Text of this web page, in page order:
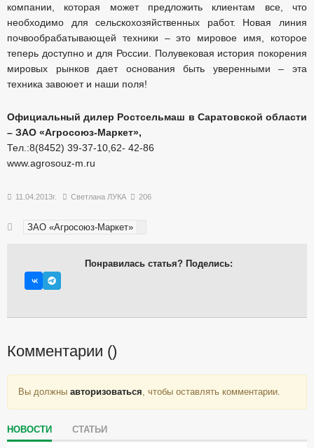
компании, которая может предложить клиентам все, что
необходимо для сельскохозяйственных работ. Новая линия
почвообрабатывающей техники – это мировое имя, которое
теперь доступно и для России. Полувековая история покорения
мировых рынков дает основания быть уверенными – эта
техника завоюет и наши поля!
Официальный дилер Ростсельмаш в Cаратовской области
– ЗАО «Агроcоюз-Маркет»,
Тел.:8(8452) 39-37-10,62- 42-86
www.agrosouz-m.ru
11.04.2013г. Светлана ЛУКА 206
ЗАО «Агросоюз-Маркет»
Понравилась статья? Поделись:
Комментарии ()
Вы должны авторизоваться , чтобы оставлять комментарии.
НОВОСТИ СТАТЬИ